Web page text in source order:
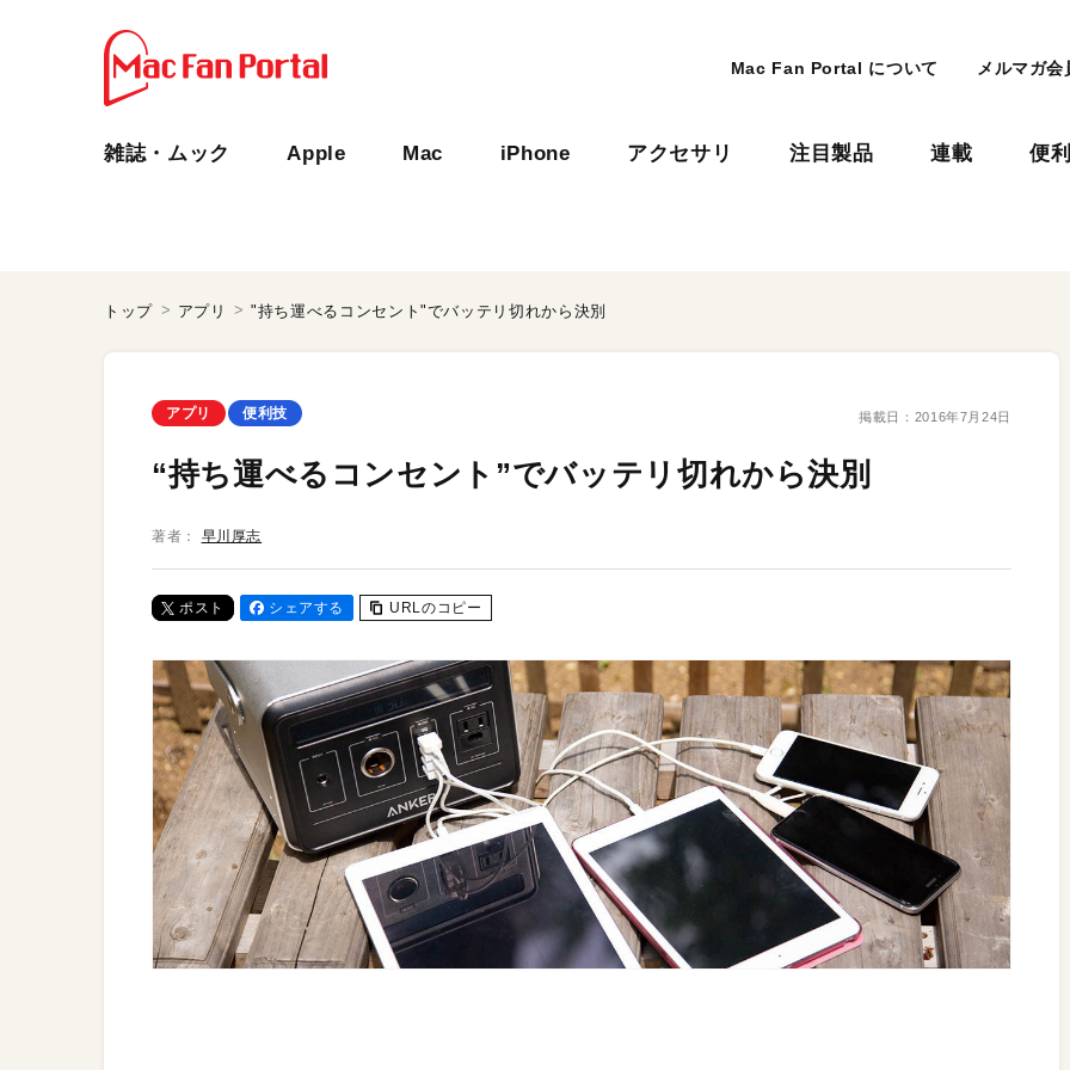
Mac Fan Portal について メルマガ会
雑誌・ムック Apple Mac iPhone アクセサリ 注目製品 連載 便
トップ アプリ "持ち運べるコンセント"でバッテリ切れから決別
アプリ 便利技 掲載日： 2016年7月24日
“持ち運べるコンセント”でバッテリ切れから決別
著者： 早川厚志
ポスト シェアする URLのコピー